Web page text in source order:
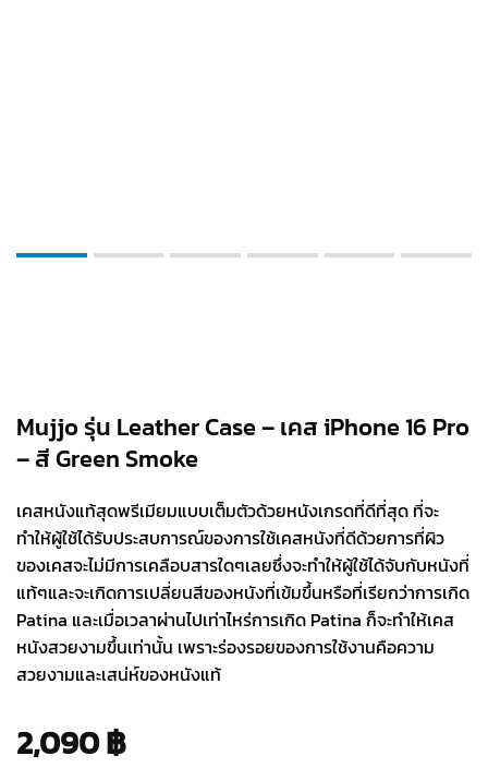
Mujjo รุ่น Leather Case – เคส iPhone 16 Pro
– สี Green Smoke
เคสหนังแท้สุดพรีเมียมแบบเต็มตัวด้วยหนังเกรดที่ดีที่สุด ที่จะ
ทำให้ผู้ใช้ได้รับประสบการณ์ของการใช้เคสหนังที่ดีด้วยการที่ผิว
ของเคสจะไม่มีการเคลือบสารใดๆเลยซึ่งจะทำให้ผู้ใช้ได้จับกับหนังที่
แท้ๆและจะเกิดการเปลี่ยนสีของหนังที่เข้มขึ้นหรือที่เรียกว่าการเกิด
Patina และเมื่อเวลาผ่านไปเท่าไหร่การเกิด Patina ก็จะทำให้เคส
หนังสวยงามขึ้นเท่านั้น เพราะร่องรอยของการใช้งานคือความ
สวยงามและเสน่ห์ของหนังแท้
2,090฿